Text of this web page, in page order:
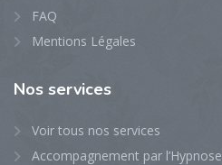
FAQ
Mentions Légales
Nos services
Voir tous nos services
Accompagnement par l’Hypnose